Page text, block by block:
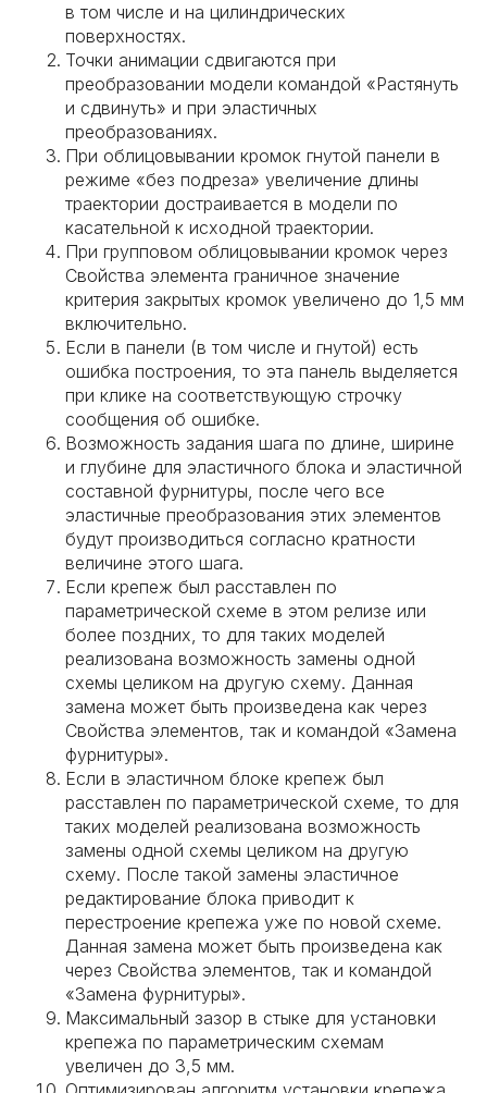
в том числе и на цилиндрических
поверхностях.
Точки анимации сдвигаются при
преобразовании модели командой «Растянуть
и сдвинуть» и при эластичных
преобразованиях.
При облицовывании кромок гнутой панели в
режиме «без подреза» увеличение длины
траектории достраивается в модели по
касательной к исходной траектории.
При групповом облицовывании кромок через
Свойства элемента граничное значение
критерия закрытых кромок увеличено до 1,5 мм
включительно.
Если в панели (в том числе и гнутой) есть
ошибка построения, то эта панель выделяется
при клике на соответствующую строчку
сообщения об ошибке.
Возможность задания шага по длине, ширине
и глубине для эластичного блока и эластичной
составной фурнитуры, после чего все
эластичные преобразования этих элементов
будут производиться согласно кратности
величине этого шага.
Если крепеж был расставлен по
параметрической схеме в этом релизе или
более поздних, то для таких моделей
реализована возможность замены одной
схемы целиком на другую схему. Данная
замена может быть произведена как через
Свойства элементов, так и командой «Замена
фурнитуры».
Если в эластичном блоке крепеж был
расставлен по параметрической схеме, то для
таких моделей реализована возможность
замены одной схемы целиком на другую
схему. После такой замены эластичное
редактирование блока приводит к
перестроение крепежа уже по новой схеме.
Данная замена может быть произведена как
через Свойства элементов, так и командой
«Замена фурнитуры».
Максимальный зазор в стыке для установки
крепежа по параметрическим схемам
увеличен до 3,5 мм.